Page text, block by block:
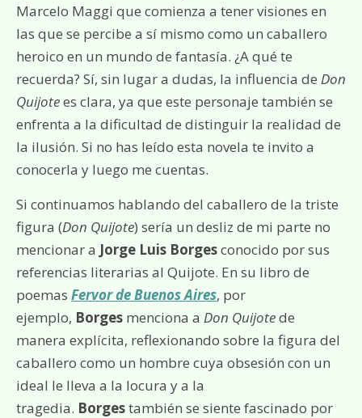
Marcelo Maggi que comienza a tener visiones en
las que se percibe a sí mismo como un caballero
heroico en un mundo de fantasía. ¿A qué te
recuerda? Sí, sin lugar a dudas, la influencia de Don
Quijotees clara, ya que este personaje también se
enfrenta a la dificultad de distinguir la realidad de
la ilusión. Si no has leído esta novela te invito a
conocerla y luego me cuentas.
Si continuamos hablando del caballero de la triste
figura (Don Quijote) sería un desliz de mi parte no
mencionar a Jorge Luis Borgesconocido por sus
referencias literarias al Quijote. En su libro de
poemas Fervor de Buenos Aires, por
ejemplo, Borges menciona a Don Quijotede
manera explícita, reflexionando sobre la figura del
caballero como un hombre cuya obsesión con un
ideal le lleva a la locura y a la
tragedia. Borgestambién se siente fascinado por